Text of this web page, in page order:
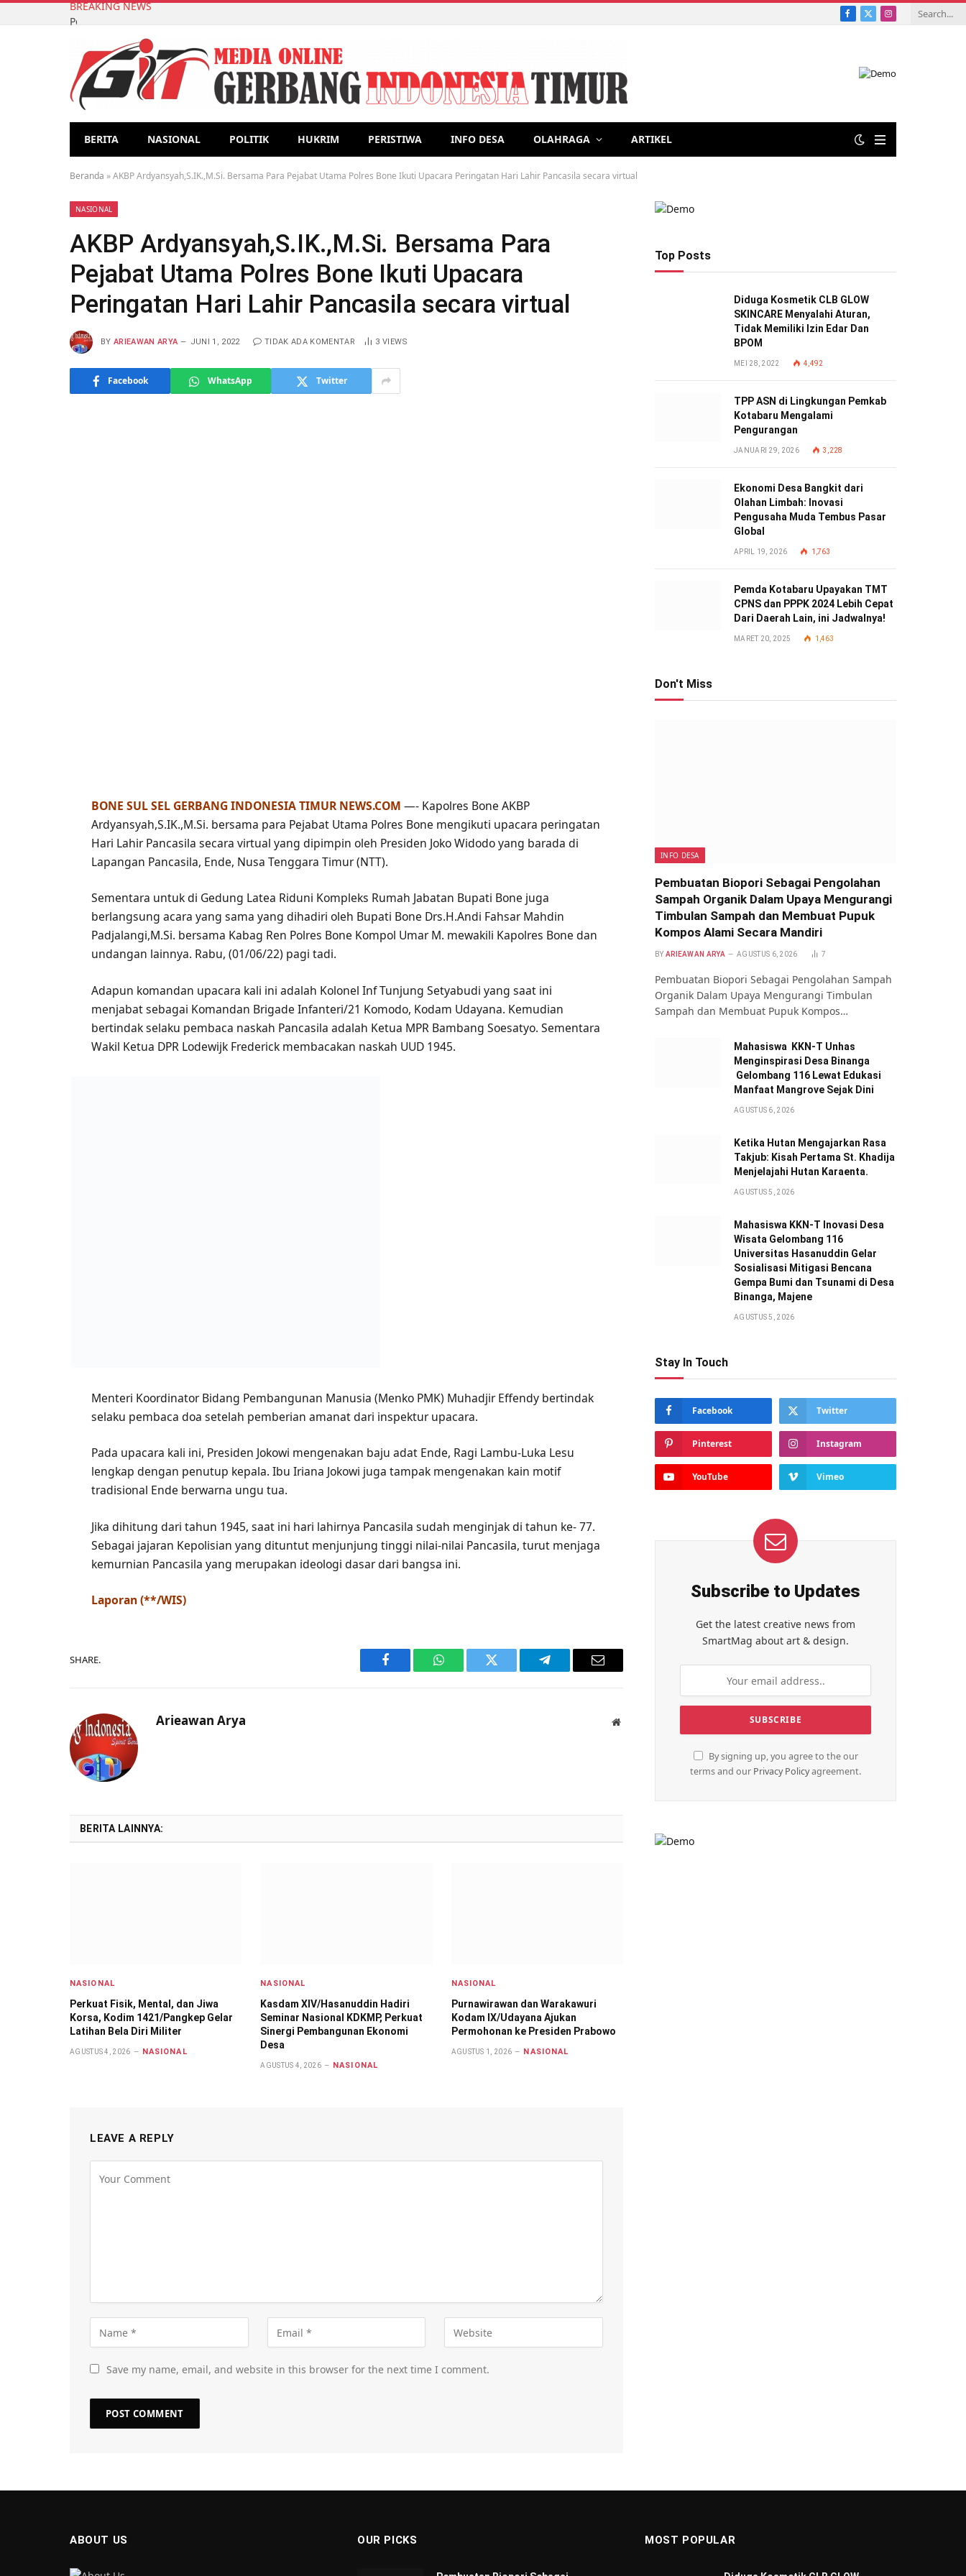
BREAKING NEWS
Pembuatan Biopori Sebagai Pengolahan Sampah Organik Dalam Upaya Mengurangi Timbulan Sampah dan Membuat Pupuk Kompos Alami Secara Mandiri
Facebook
X
Instagram
BERITA NASIONAL POLITIK HUKRIM PERISTIWA INFO DESA OLAHRAGA ARTIKEL
Beranda »AKBP Ardyansyah,S.IK.,M.Si. Bersama Para Pejabat Utama Polres Bone Ikuti Upacara Peringatan Hari Lahir Pancasila secara virtual
NASIONAL
AKBP Ardyansyah,S.IK.,M.Si. Bersama Para
Pejabat Utama Polres Bone Ikuti Upacara
Peringatan Hari Lahir Pancasila secara virtual
BY ARIEAWAN ARYA JUNI 1, 2022 TIDAK ADA KOMENTAR 3 VIEWS
Facebook WhatsApp Twitter
BONE SUL SEL GERBANG INDONESIA TIMUR NEWS.COM —- Kapolres Bone AKBP
Ardyansyah,S.IK.,M.Si. bersama para Pejabat Utama Polres Bone mengikuti upacara peringatan
Hari Lahir Pancasila secara virtual yang dipimpin oleh Presiden Joko Widodo yang barada di
Lapangan Pancasila, Ende, Nusa Tenggara Timur (NTT).
Sementara untuk di Gedung Latea Riduni Kompleks Rumah Jabatan Bupati Bone juga
berlangsung acara yang sama yang dihadiri oleh Bupati Bone Drs.H.Andi Fahsar Mahdin
Padjalangi,M.Si. bersama Kabag Ren Polres Bone Kompol Umar M. mewakili Kapolres Bone dan
undangan lainnya. Rabu, (01/06/22) pagi tadi.
Adapun komandan upacara kali ini adalah Kolonel Inf Tunjung Setyabudi yang saat ini
menjabat sebagai Komandan Brigade Infanteri/21 Komodo, Kodam Udayana. Kemudian
bertindak selaku pembaca naskah Pancasila adalah Ketua MPR Bambang Soesatyo. Sementara
Wakil Ketua DPR Lodewijk Frederick membacakan naskah UUD 1945.
Menteri Koordinator Bidang Pembangunan Manusia (Menko PMK) Muhadjir Effendy bertindak
selaku pembaca doa setelah pemberian amanat dari inspektur upacara.
Pada upacara kali ini, Presiden Jokowi mengenakan baju adat Ende, Ragi Lambu-Luka Lesu
lengkap dengan penutup kepala. Ibu Iriana Jokowi juga tampak mengenakan kain motif
tradisional Ende berwarna ungu tua.
Jika dihitung dari tahun 1945, saat ini hari lahirnya Pancasila sudah menginjak di tahun ke- 77.
Sebagai jajaran Kepolisian yang dituntut menjunjung tinggi nilai-nilai Pancasila, turut menjaga
kemurnian Pancasila yang merupakan ideologi dasar dari bangsa ini.
Laporan (**/WIS)
SHARE.
Facebook WhatsAppTwitter Telegram Email
Arieawan Arya Website
BERITA LAINNYA:
NASIONAL
Perkuat Fisik, Mental, dan Jiwa
Korsa, Kodim 1421/Pangkep Gelar
Latihan Bela Diri Militer
AGUSTUS 4, 2026 NASIONAL
NASIONAL
Kasdam XIV/Hasanuddin Hadiri
Seminar Nasional KDKMP, Perkuat
Sinergi Pembangunan Ekonomi
Desa
AGUSTUS 4, 2026 NASIONAL
NASIONAL
Purnawirawan dan Warakawuri
Kodam IX/Udayana Ajukan
Permohonan ke Presiden Prabowo
AGUSTUS 1, 2026 NASIONAL
LEAVE A REPLY
Save my name, email, and website in this browser for the next time I comment.
Top Posts
Diduga Kosmetik CLB GLOW
SKINCARE Menyalahi Aturan,
Tidak Memiliki Izin Edar Dan
BPOM
MEI 28, 2022 4,492
TPP ASN di Lingkungan Pemkab
Kotabaru Mengalami
Pengurangan
JANUARI 29, 2026 3,228
Ekonomi Desa Bangkit dari
Olahan Limbah: Inovasi
Pengusaha Muda Tembus Pasar
Global
APRIL 19, 2026 1,763
Pemda Kotabaru Upayakan TMT
CPNS dan PPPK 2024 Lebih Cepat
Dari Daerah Lain, ini Jadwalnya!
MARET 20, 2025 1,463
Don't Miss
INFO DESA
Pembuatan Biopori Sebagai Pengolahan
Sampah Organik Dalam Upaya Mengurangi
Timbulan Sampah dan Membuat Pupuk
Kompos Alami Secara Mandiri
BY ARIEAWAN ARYA AGUSTUS 6, 2026 7
Pembuatan Biopori Sebagai Pengolahan Sampah
Organik Dalam Upaya Mengurangi Timbulan
Sampah dan Membuat Pupuk Kompos…
Mahasiswa KKN-T Unhas
Menginspirasi Desa Binanga
Gelombang 116 Lewat Edukasi
Manfaat Mangrove Sejak Dini
AGUSTUS 6, 2026
Ketika Hutan Mengajarkan Rasa
Takjub: Kisah Pertama St. Khadija
Menjelajahi Hutan Karaenta.
AGUSTUS 5, 2026
Mahasiswa KKN-T Inovasi Desa
Wisata Gelombang 116
Universitas Hasanuddin Gelar
Sosialisasi Mitigasi Bencana
Gempa Bumi dan Tsunami di Desa
Binanga, Majene
AGUSTUS 5, 2026
Stay In Touch
Facebook Twitter
Pinterest Instagram
YouTube Vimeo
Subscribe to Updates
Get the latest creative news from
SmartMag about art & design.
By signing up, you agree to the our
terms and our Privacy Policyagreement.
ABOUT US OUR PICKS MOST POPULAR